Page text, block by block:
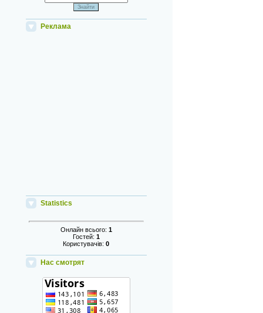
Реклама
Statistics
Онлайн всього: 1
Гостей: 1
Користувачів:0
Нас смотрят